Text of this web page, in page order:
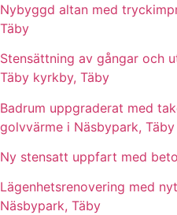
Nybyggd altan med
Täby
Stensättning av gångar och
Täby kyrkby, Täby
Badrum uppgraderat med
golvvärme i Näsbypark, Täby
Ny stensatt uppfart med
Lägenhetsrenovering med
Näsbypark, Täby